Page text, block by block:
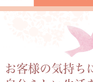
お客様の気持ち